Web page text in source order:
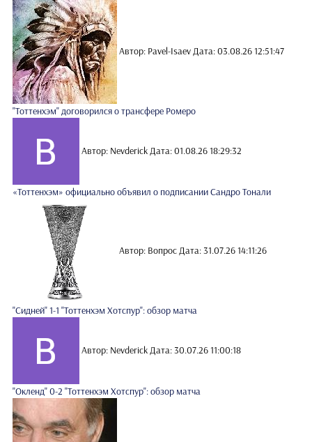
Автор: Pavel-IsaevДата: 03.08.26 12:51:47
"Тоттенхэм" договорился о трансфере Ромеро
Автор: NevderickДата: 01.08.26 18:29:32
«Тоттенхэм» официально объявил о подписании Сандро Тонали
Автор: ВопросДата: 31.07.26 14:11:26
"Сидней" 1-1 "Тоттенхэм Хотспур": обзор матча
Автор: NevderickДата: 30.07.26 11:00:18
"Окленд" 0-2 "Тоттенхэм Хотспур": обзор матча